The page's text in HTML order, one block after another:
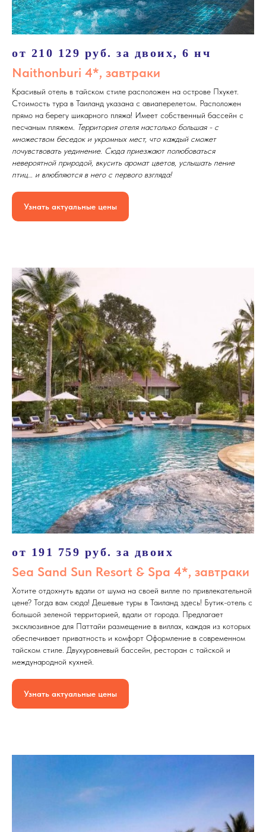
от 210 129 руб. за двоих, 6 нч
Naithonburi 4*, завтраки
Красивый отель в тайском стиле расположен на острове Пхукет.
Стоимость тура в Таиланд указана с авиаперелетом. Расположен
прямо на берегу шикарного пляжа! Имеет собственный бассейн с
песчаным пляжем. Территория отеля настолько большая - с
множеством беседок и укромных мест, что каждый сможет
почувствовать уединение. Сюда приезжают полюбоваться
невероятной природой, вкусить аромат цветов, услышать пение
птиц… и влюбляются в него с первого взгляда!
Узнать актуальные цены
от 191 759 руб. за двоих
Sea Sand Sun Resort & Spa 4*, завтраки
Хотите отдохнуть вдали от шума на своей вилле по привлекательной
цене? Тогда вам сюда! Дешевые туры в Таиланд здесь! Бутик-отель с
большой зеленой территорией, вдали от города. Предлагает
эксклюзивное для Паттайи размещение в виллах, каждая из которых
обеспечивает приватность и комфорт Оформление в современном
тайском стиле. Двухуровневый бассейн, ресторан с тайской и
международной кухней.
Узнать актуальные цены